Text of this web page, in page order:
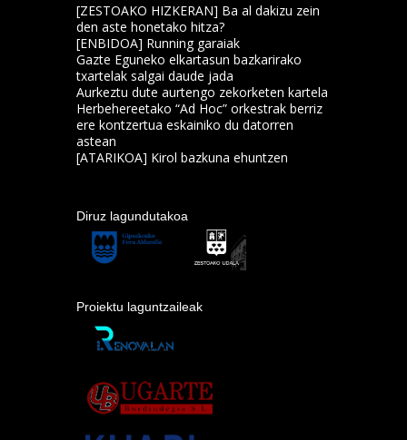
[ZESTOAKO HIZKERAN] Ba al dakizu zein
den aste honetako hitza?
[ENBIDOA] Running garaiak
Gazte Eguneko elkartasun bazkarirako
txartelak salgai daude jada
Aurkeztu dute aurtengo zekorketen kartela
Herbehereetako “Ad Hoc” orkestrak berriz
ere kontzertua eskainiko du datorren
astean
[ATARIKOA] Kirol bazkuna ehuntzen
Diruz lagundutakoa
Proiektu laguntzaileak